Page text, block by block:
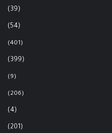
(39)
(54)
(401)
(399)
(9)
(206)
(4)
(201)